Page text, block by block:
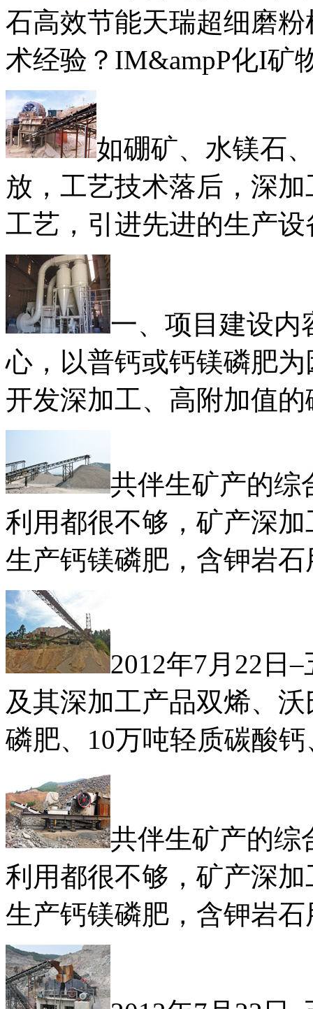
石高效节能天瑞超细磨
术经验？IM&ampP化I矿
如硼矿、水镁石
放，工艺技术落后，深
工艺，引进先进的生产
一、项目建设内
心，以普钙或钙镁磷肥
开发深加工、高附加值
共伴生矿产的综
利用都很不够，矿产深
生产钙镁磷肥，含钾岩
2012年7月22日
及其深加工产品双烯、
磷肥、10万吨轻质碳酸
共伴生矿产的综
利用都很不够，矿产深
生产钙镁磷肥，含钾岩